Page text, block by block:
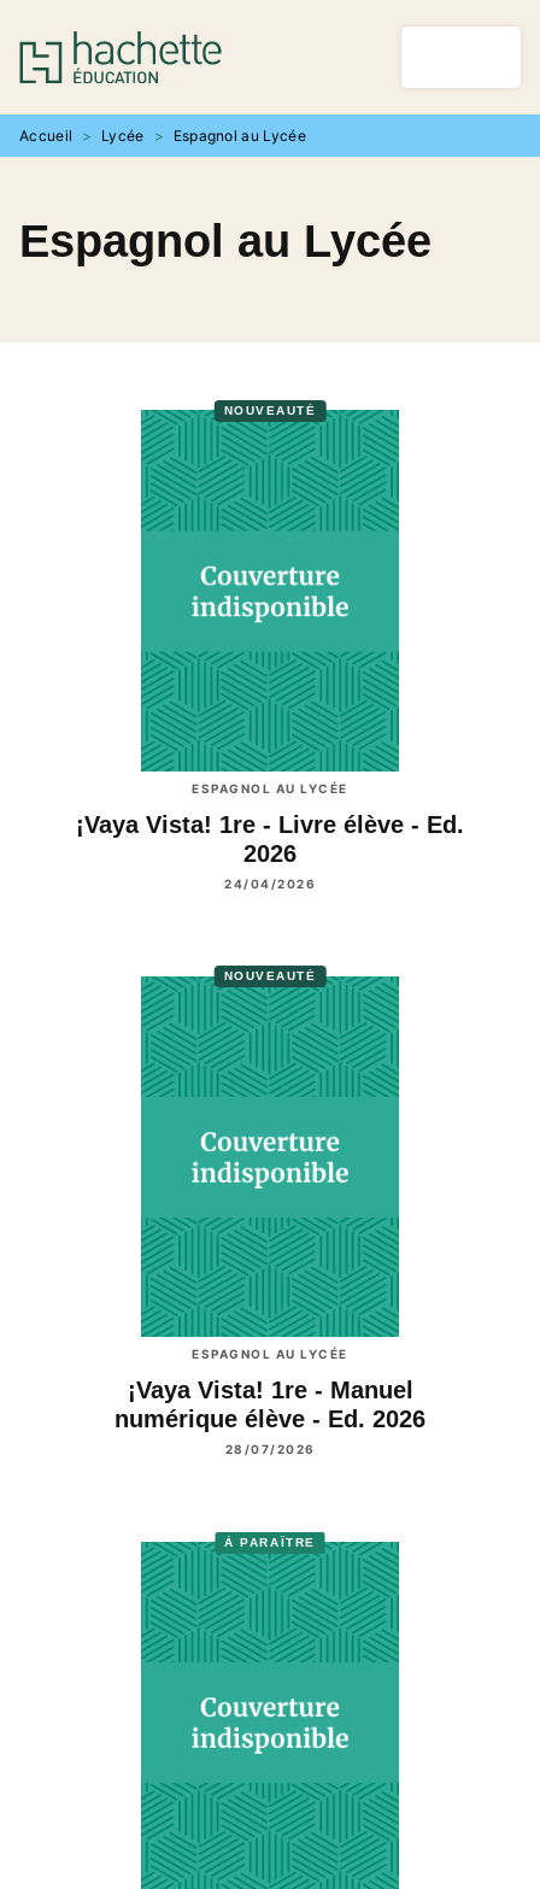
MENU RECHERCHE
PIED DE PAGE
Accueil > Lycée > Espagnol au Lycée
Espagnol au Lycée
NOUVEAUTÉ
ESPAGNOL AU LYCÉE
¡Vaya Vista! 1re - Livre élève - Ed.
2026
24/04/2026
NOUVEAUTÉ
ESPAGNOL AU LYCÉE
¡Vaya Vista! 1re - Manuel
numérique élève - Ed. 2026
28/07/2026
À PARAÎTRE